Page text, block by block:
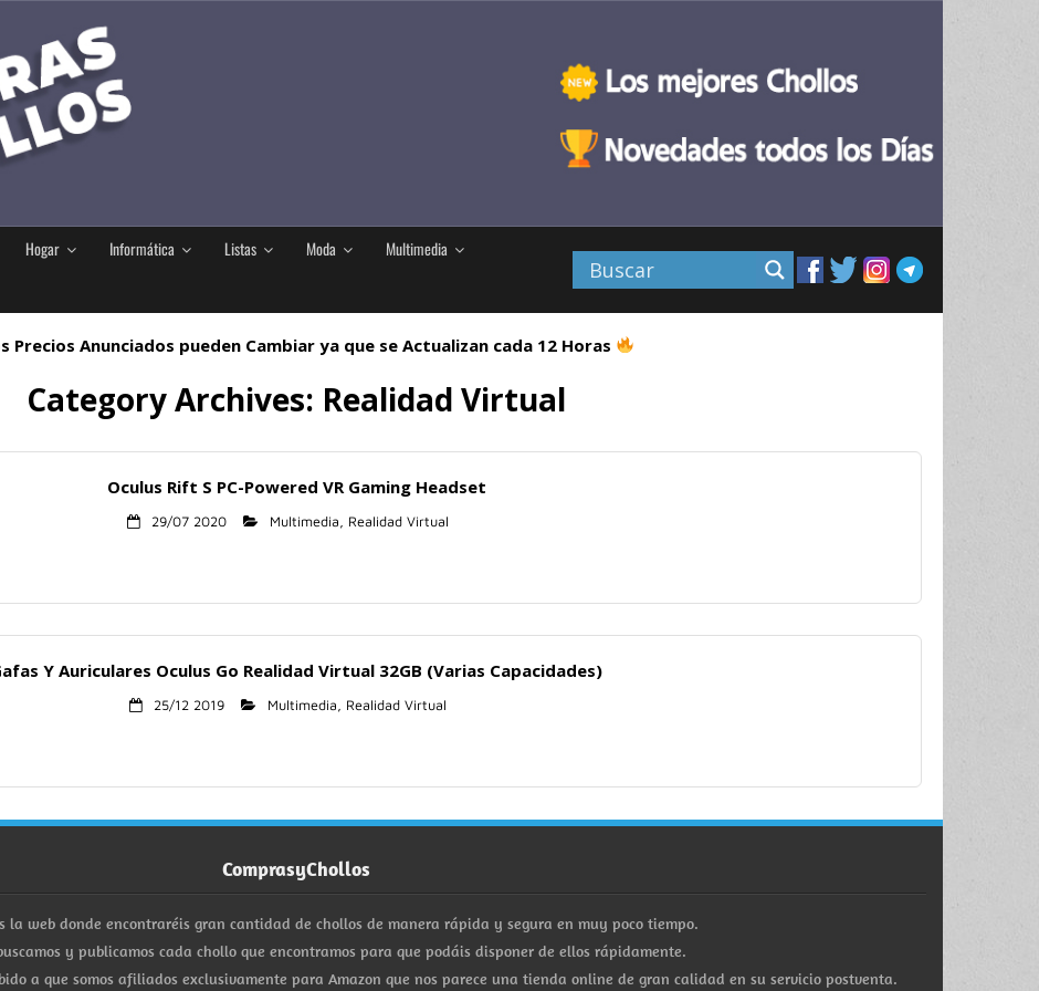
Hogar Informática Listas Moda
Multimedia
Precios Anunciados pueden Cambiar ya que se Actualizan cada 12 Horas
Category Archives: Realidad Virtual
Oculus Rift S PC-Powered VR Gaming Headset
29/07 2020 Multimedia Realidad Virtual
Y Auriculares Oculus Go Realidad Virtual 32GB (Varias Capacidades)
25/12 2019 Multimedia Realidad Virtual
ComprasyChollos
la web donde encontraréis gran cantidad de chollos de manera rápida y segura en muy poco tiempo.
y publicamos cada chollo que encontramos para que podáis disponer de ellos rápidamente.
a que somos afiliados exclusivamente para Amazon que nos parece una tienda online de gran calidad en su servicio postventa.